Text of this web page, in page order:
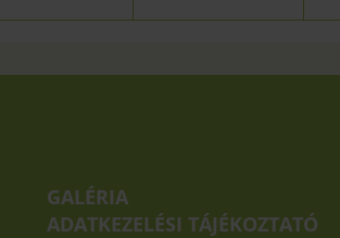
GALÉRIA
ADATKEZELÉSI TÁJÉKOZTATÓ